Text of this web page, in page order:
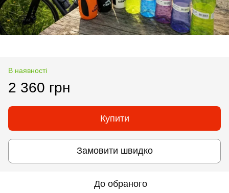
В наявності
2 360 грн
Купити
Замовити швидко
До обраного